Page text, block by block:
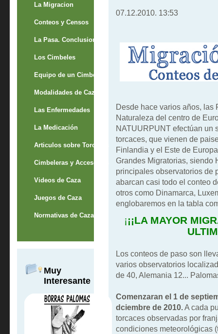
La Migracion
Conteos y Censos
La Pasa. Conclusion
Los Cimbeles
Equipo de un Cimbelero
Modalidades de Caza
Las Enfermedades
La Medicación
Articulos sobre Torcaces
Cimbeleras y Accesorios
Videos de Caza
Juegos de Caza
Normativas de Caza
Muy
Interesante
07.12.2010. 13:53
Desde hace varios años, las
Naturaleza del centro de
NATUURPUNT efectúan un
torcaces, que vienen de
Finlandia y el Este de
Grandes Migratorias, siendo
principales observatorios de
abarcan casi todo el conteo
otros como Dinamarca,
englobaremos en la tabla
¡¡¡LA MAYOR
Los conteos de paso son
varios observatorios
de 40, Alemania 12...
Comenzaran el 1 de
dciembre de 2010.A cada
torcaces observadas por
condiciones meteorológicas